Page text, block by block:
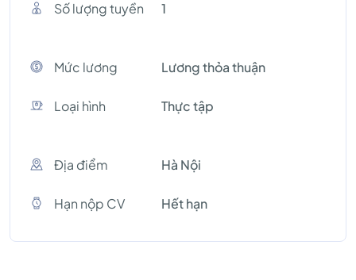
Số lượng tuyền 1
Mức lương Lương thỏa thuận
Loại hình Thực tập
Địa điểm Hà Nội
Hạn nộp CV Hết hạn